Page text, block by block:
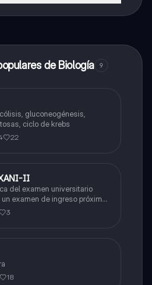
de Biología 9
gluconeogénesis,
ciclo de krebs
22
II
del examen universitario
examen de ingreso próximo
3
18